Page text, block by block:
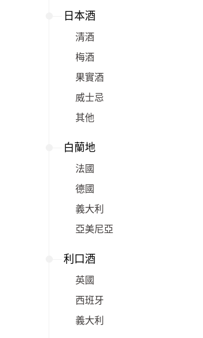
日本酒
清酒
梅酒
果實酒
威士忌
其他
白蘭地
法國
德國
義大利
亞美尼亞
利口酒
英國
西班牙
義大利